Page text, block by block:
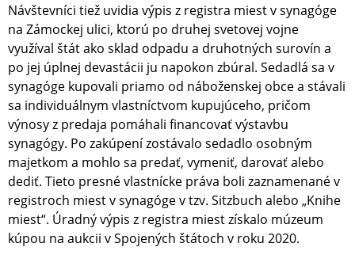
Návštevníci tiež uvidia výpis z registra miest v synagóge
na Zámockej ulici, ktorú po druhej svetovej vojne
využíval štát ako sklad odpadu a druhotných surovín a
po jej úplnej devastácii ju napokon zbúral. Sedadlá sa v
synagóge kupovali priamo od náboženskej obce a stávali
sa individuálnym vlastníctvom kupujúceho, pričom
výnosy z predaja pomáhali financovať výstavbu
synagógy. Po zakúpení zostávalo sedadlo osobným
majetkom a mohlo sa predať, vymeniť, darovať alebo
dediť. Tieto presné vlastnícke práva boli zaznamenané v
registroch miest v synagóge v tzv. Sitzbuch alebo „Knihe
miest“. Úradný výpis z registra miest získalo múzeum
kúpou na aukcii v Spojených štátoch v roku 2020.